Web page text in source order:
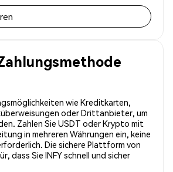
wie Kreditkarten,
oder Drittanbieter, um
Zahlen Sie USDT oder Krypto mit
in mehreren Währungen ein, keine
Die sichere Plattform von
dass Sie INFY schnell und sicher